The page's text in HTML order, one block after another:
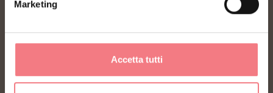
Marketing
Accetta tutti
Piazza Santo Stefano 15/17
segreteria@dmodolomiti.it